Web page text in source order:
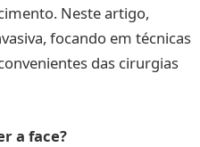
Neste artigo,
focando em técnicas
das cirurgias
a face?